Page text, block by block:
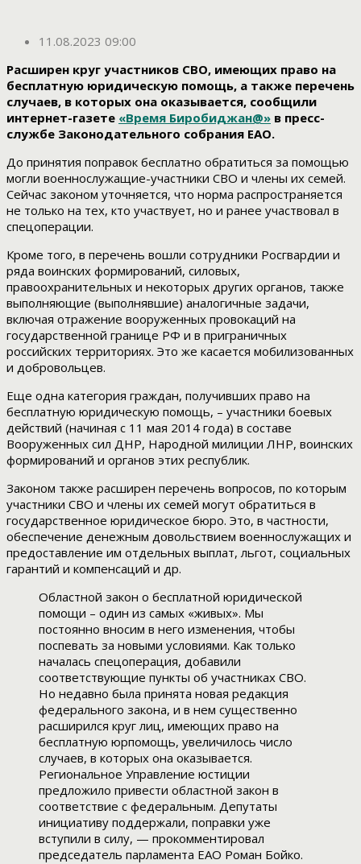
11.08.2023 09:00
Расширен круг участников СВО, имеющих право на
бесплатную юридическую помощь, а также перечень
случаев, в которых она оказывается, сообщили
интернет-газете «Время Биробиджан@» в пресс-
службе Законодательного собрания ЕАО.
До принятия поправок бесплатно обратиться за помощью
могли военнослужащие-участники СВО и члены их семей.
Сейчас законом уточняется, что норма распространяется
не только на тех, кто участвует, но и ранее участвовал в
спецоперации.
Кроме того, в перечень вошли сотрудники Росгвардии и
ряда воинских формирований, силовых,
правоохранительных и некоторых других органов, также
выполняющие (выполнявшие) аналогичные задачи,
включая отражение вооруженных провокаций на
государственной границе РФ и в приграничных
российских территориях. Это же касается мобилизованных
и добровольцев.
Еще одна категория граждан, получивших право на
бесплатную юридическую помощь, – участники боевых
действий (начиная с 11 мая 2014 года) в составе
Вооруженных сил ДНР, Народной милиции ЛНР, воинских
формирований и органов этих республик.
Законом также расширен перечень вопросов, по которым
участники СВО и члены их семей могут обратиться в
государственное юридическое бюро. Это, в частности,
обеспечение денежным довольствием военнослужащих и
предоставление им отдельных выплат, льгот, социальных
гарантий и компенсаций и др.
Областной закон о бесплатной юридической
помощи – один из самых «живых». Мы
постоянно вносим в него изменения, чтобы
поспевать за новыми условиями. Как только
началась спецоперация, добавили
соответствующие пункты об участниках СВО.
Но недавно была принята новая редакция
федерального закона, и в нем существенно
расширился круг лиц, имеющих право на
бесплатную юрпомощь, увеличилось число
случаев, в которых она оказывается.
Региональное Управление юстиции
предложило привести областной закон в
соответствие с федеральным. Депутаты
инициативу поддержали, поправки уже
вступили в силу, — прокомментировал
председатель парламента ЕАО Роман Бойко.